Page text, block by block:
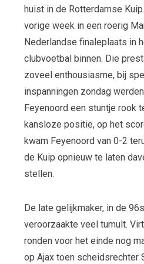
huist in de Rotterdamse
vorige week in een roerig
Nederlandse finaleplaats in
clubvoetbal binnen. Die
zoveel enthousiasme, bij
inspanningen zondag
Feyenoord een stuntje rook
kansloze positie, op het
kwam Feyenoord van 0-2
de Kuip opnieuw te laten
stellen.
De late gelijkmaker, in de 96
veroorzaakte veel tumult.
ronden voor het einde nog
op Ajax toen scheidsrechter